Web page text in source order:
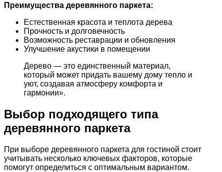
Преимущества деревянного паркета:
Естественная красота и теплота дерева
Прочность и долговечность
Возможность реставрации и обновления
Улучшение акустики в помещении
Дерево — это единственный материал,
который может придать вашему дому тепло и
уют, создавая атмосферу комфорта и
гармонии».
Выбор подходящего типа
деревянного паркета
При выборе деревянного паркета для гостиной стоит
учитывать несколько ключевых факторов, которые
помогут определиться с оптимальным вариантом.